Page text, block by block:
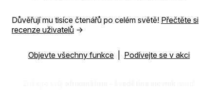
Důvěřují mu tisíce čtenářů po celém světě! Přečtěte si
recenze uživatelů →
Objevte všechny funkce Podívejte se v akci